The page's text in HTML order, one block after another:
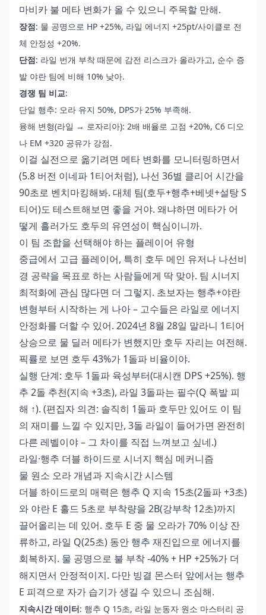
마비카 불 메타 변화가 올 수 있으니 주목할 만해.
장점: 물 공명으로 HP +25%, 라일 에너지 +25pt/사이클로 전
체 안정성 +20%.
단점: 라일 번개 부착 때문에 감전 리스크가 올라가고, 순수 증
발 야란 팀에 비해 10% 낮아.
경쟁 팀 비교:
단일 행추: 오라 유지 50%, DPS가 25% 부족해.
융해 변형(라일 → 로자리아): 2배 배율로 고점 +20%, C6 디오
나 EM +320 공유가 강점.
이걸 실전으로 옮기려면 메타 변화를 모니터링하면서
(5.8 버전 이네파 1티어처럼), 나선 36별 클리어 시간을
90초로 벤치마킹해봐. 대체 팀(호두+행추+베넷+설탕 S
티어)도 테스트해보면 좋을 거야. 왜냐하면 메타가 어
떻게 흘러가도 호두의 유연성이 핵심이니까.
이 팀 조합을 선택해야 하는 플레이어 유형
중급에서 고급 플레이어, 특히 호두 메인 유저나 나선비
경 공략을 목표로 하는 사람들에게 딱 맞아. 팀 시너지
최적화에 관심 많다면 더 그렇지. 초보자는 행추+야란
변형부터 시작하는 게 나아 – 고수들은 라일로 에너지
안정화를 더할 수 있어. 2024년 8월 28일 말라니 1티어
상승으로 물 딜러 메타가 변했지만 호두 자리는 여전해.
픽률로 보면 호두 43%가 1돌파 비율이야.
실행 단계: 호두 1돌파 육성부터(대시캔 DPS +25%). 행
추 2돌 추천(지속 +3초), 라일 3돌파는 필수(Q 폭발 피
해 ↑). (편집자 의견: 솔직히 1돌파 호두만 있어도 이 팀
의 재미를 느낄 수 있지만, 3돌 라일이 들어가면 완전히
다른 레벨이야 – 그 차이를 직접 느껴보고 싶네.)
라일·행추 더블 하이드로 시너지 핵심 메커니즘
물 원소 오라 개념과 지속시간 시스템
더블 하이드로의 매력은 행추 Q 지속 15초(2돌파 +3초)
와 야란 E 홀드 5초로 부착량을 2B(강부착 12초)까지
끌어올리는 데 있어. 호두 E 중 물 오라가 70% 이상 잔
류하고, 라일 Q(25초) 동안 행추 재진입으로 에너지를
회복하지. 물 공명으로 불 부착 -40% + HP +25%가 더
해지면서 안정적이지. 다만 빙결 몬스터 앞에서는 행추
E 피격으로 자가 습기가 생길 수 있으니 조심해.
지속시간 데이터: 행추 Q 15초, 라일 눈동자 원소 마스터리 공